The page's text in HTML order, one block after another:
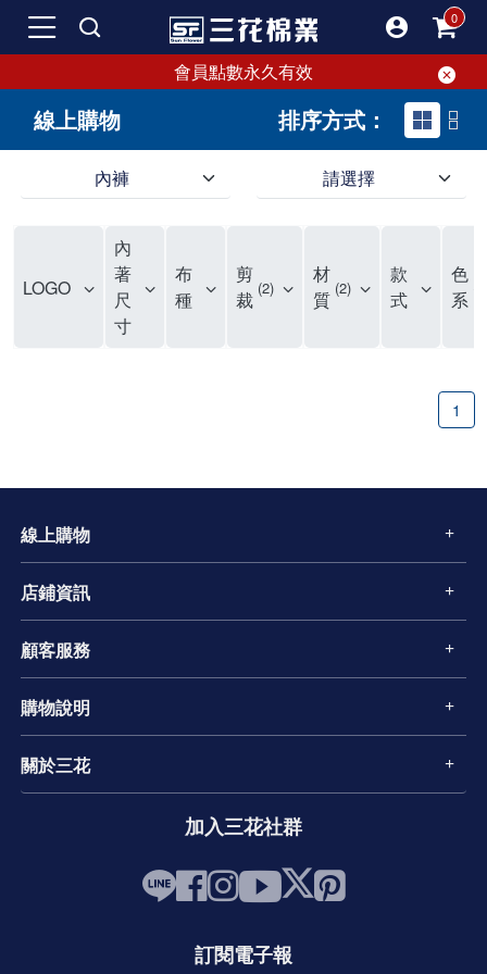
會員點數永久有效
線上購物 排序方式：
內褲 請選擇
LOGO
內
著
尺
寸
布
種
剪
裁 2
材
質 2
款
式
色
系
1
線上購物
店鋪資訊
顧客服務
購物說明
關於三花
加入三花社群
訂閱電子報